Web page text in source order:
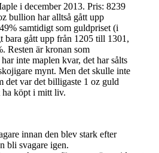
i december 2013. Pris: 8239
bullion har alltså gått upp
samtidigt som guldpriset (i
bara gått upp från 1205 till 1301,
Resten är kronan som
inte maplen kvar, det har sålts
mynt. Men det skulle inte
det var det billigaste 1 oz guld
ha köpt i mitt liv.
innan den blev stark efter
bli svagare igen.